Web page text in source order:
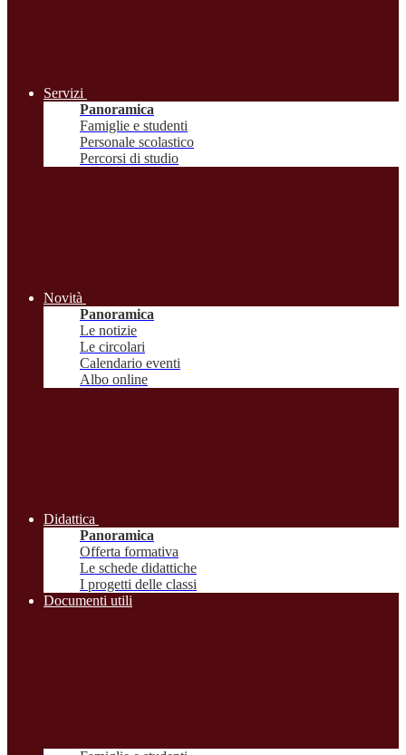
Servizi
Panoramica
Famiglie e studenti
Personale scolastico
Percorsi di studio
Novità
Panoramica
Le notizie
Le circolari
Calendario eventi
Albo online
Didattica
Panoramica
Offerta formativa
Le schede didattiche
I progetti delle classi
Documenti utili